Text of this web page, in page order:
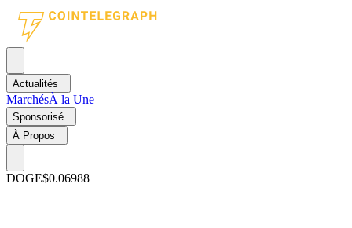
Actualités
MarchésÀ la Une
Sponsorisé
À Propos
DOGE$0.06988